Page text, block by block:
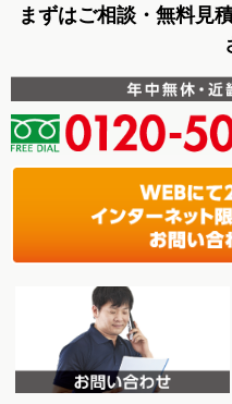
まずはご相談・無料見